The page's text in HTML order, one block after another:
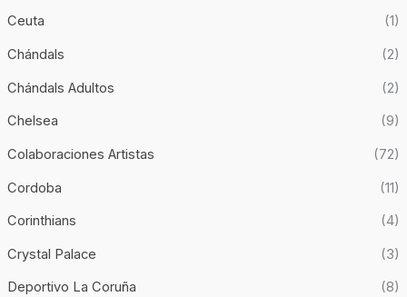
Ceuta (1)
Chándals (2)
Chándals Adultos (2)
Chelsea (9)
Colaboraciones Artistas (72)
Cordoba (11)
Corinthians (4)
Crystal Palace (3)
Deportivo La Coruña (8)